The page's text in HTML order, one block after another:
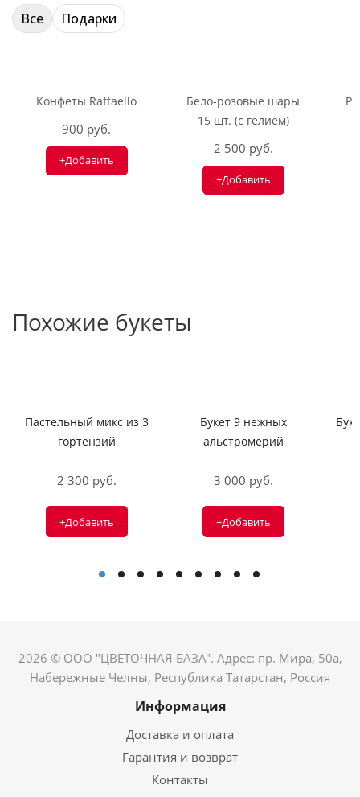
Все Подарки
Конфеты Raffaello
900 руб.
+Добавить
Бело-розовые шары
15 шт. (с гелием)
2 500 руб.
+Добавить
Похожие букеты
Пастельный микс из 3
гортензий
2 300 руб.
+Добавить
Букет 9 нежных
альстромерий
3 000 руб.
+Добавить
2026 © ООО "ЦВЕТОЧНАЯ БАЗА". Адрес: пр. Мира, 50а,
Набережные Челны, Республика Татарстан, Россия
Информация
Доставка и оплата
Гарантия и возврат
Контакты